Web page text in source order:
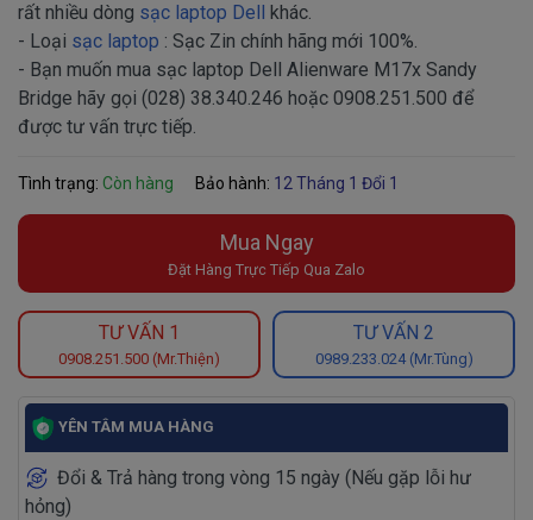
rất nhiều dòng sạc laptop Dell khác.
- Loại sạc laptop : Sạc Zin chính hãng mới 100%.
- Bạn muốn mua sạc laptop Dell Alienware M17x Sandy
Bridge hãy gọi (028) 38.340.246 hoặc 0908.251.500 để
được tư vấn trực tiếp.
Tình trạng: Còn hàng Bảo hành: 12 Tháng 1 Đổi 1
Mua Ngay
Đặt Hàng Trực Tiếp Qua Zalo
TƯ VẤN 1
0908.251.500 (Mr.Thiện)
TƯ VẤN 2
0989.233.024 (Mr.Tùng)
YÊN TÂM MUA HÀNG
Đổi & Trả hàng trong vòng 15 ngày (Nếu gặp lỗi hư
hỏng)